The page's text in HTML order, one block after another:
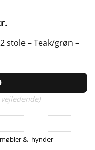
Den
aktuelle
pris
6.237,00 kr..
stole – Teak/grøn –
& -hynder